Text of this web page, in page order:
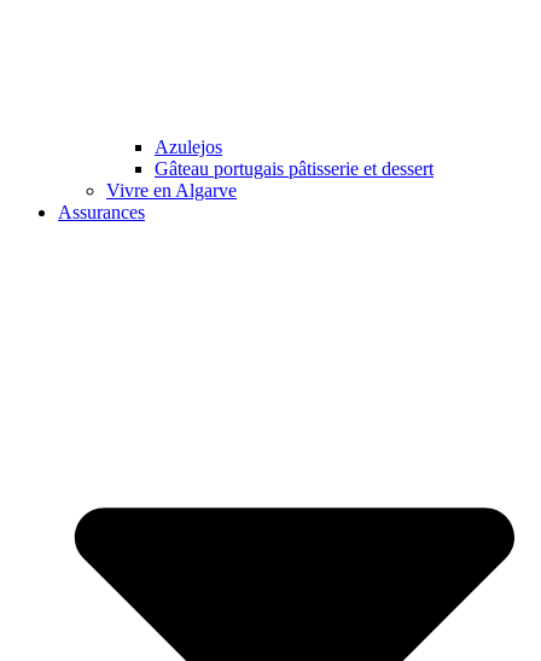
Azulejos
Gâteau portugais pâtisserie et dessert
Vivre en Algarve
Assurances